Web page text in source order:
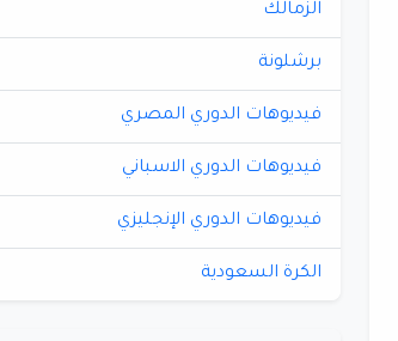
الزمالك
برشلونة
فيديوهات الدوري المصري
فيديوهات الدوري الاسباني
فيديوهات الدوري الإنجليزي
الكرة السعودية